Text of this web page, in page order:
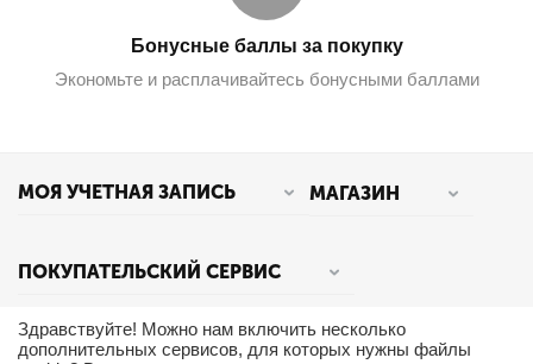
Бонусные баллы за покупку
Экономьте и расплачивайтесь бонусными баллами
МОЯ УЧЕТНАЯ ЗАПИСЬ МАГАЗИН
ПОКУПАТЕЛЬСКИЙ СЕРВИС
КОНТАКТЫ
Здравствуйте! Можно нам включить несколько
дополнительных сервисов, для которых нужны файлы